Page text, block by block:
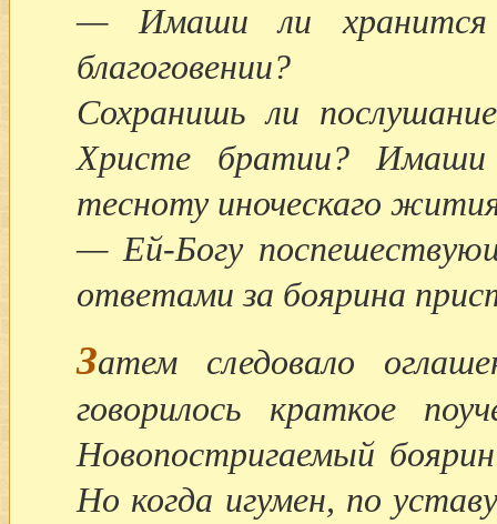
— Имаши ли хранится
благоговении?
Сохранишь ли
Христе братии?
тесноту иноческаго
— Ей-Богу
ответами за боярина
Затем следовало
говорилось краткое
Новопостригаемый
Но когда игумен, по